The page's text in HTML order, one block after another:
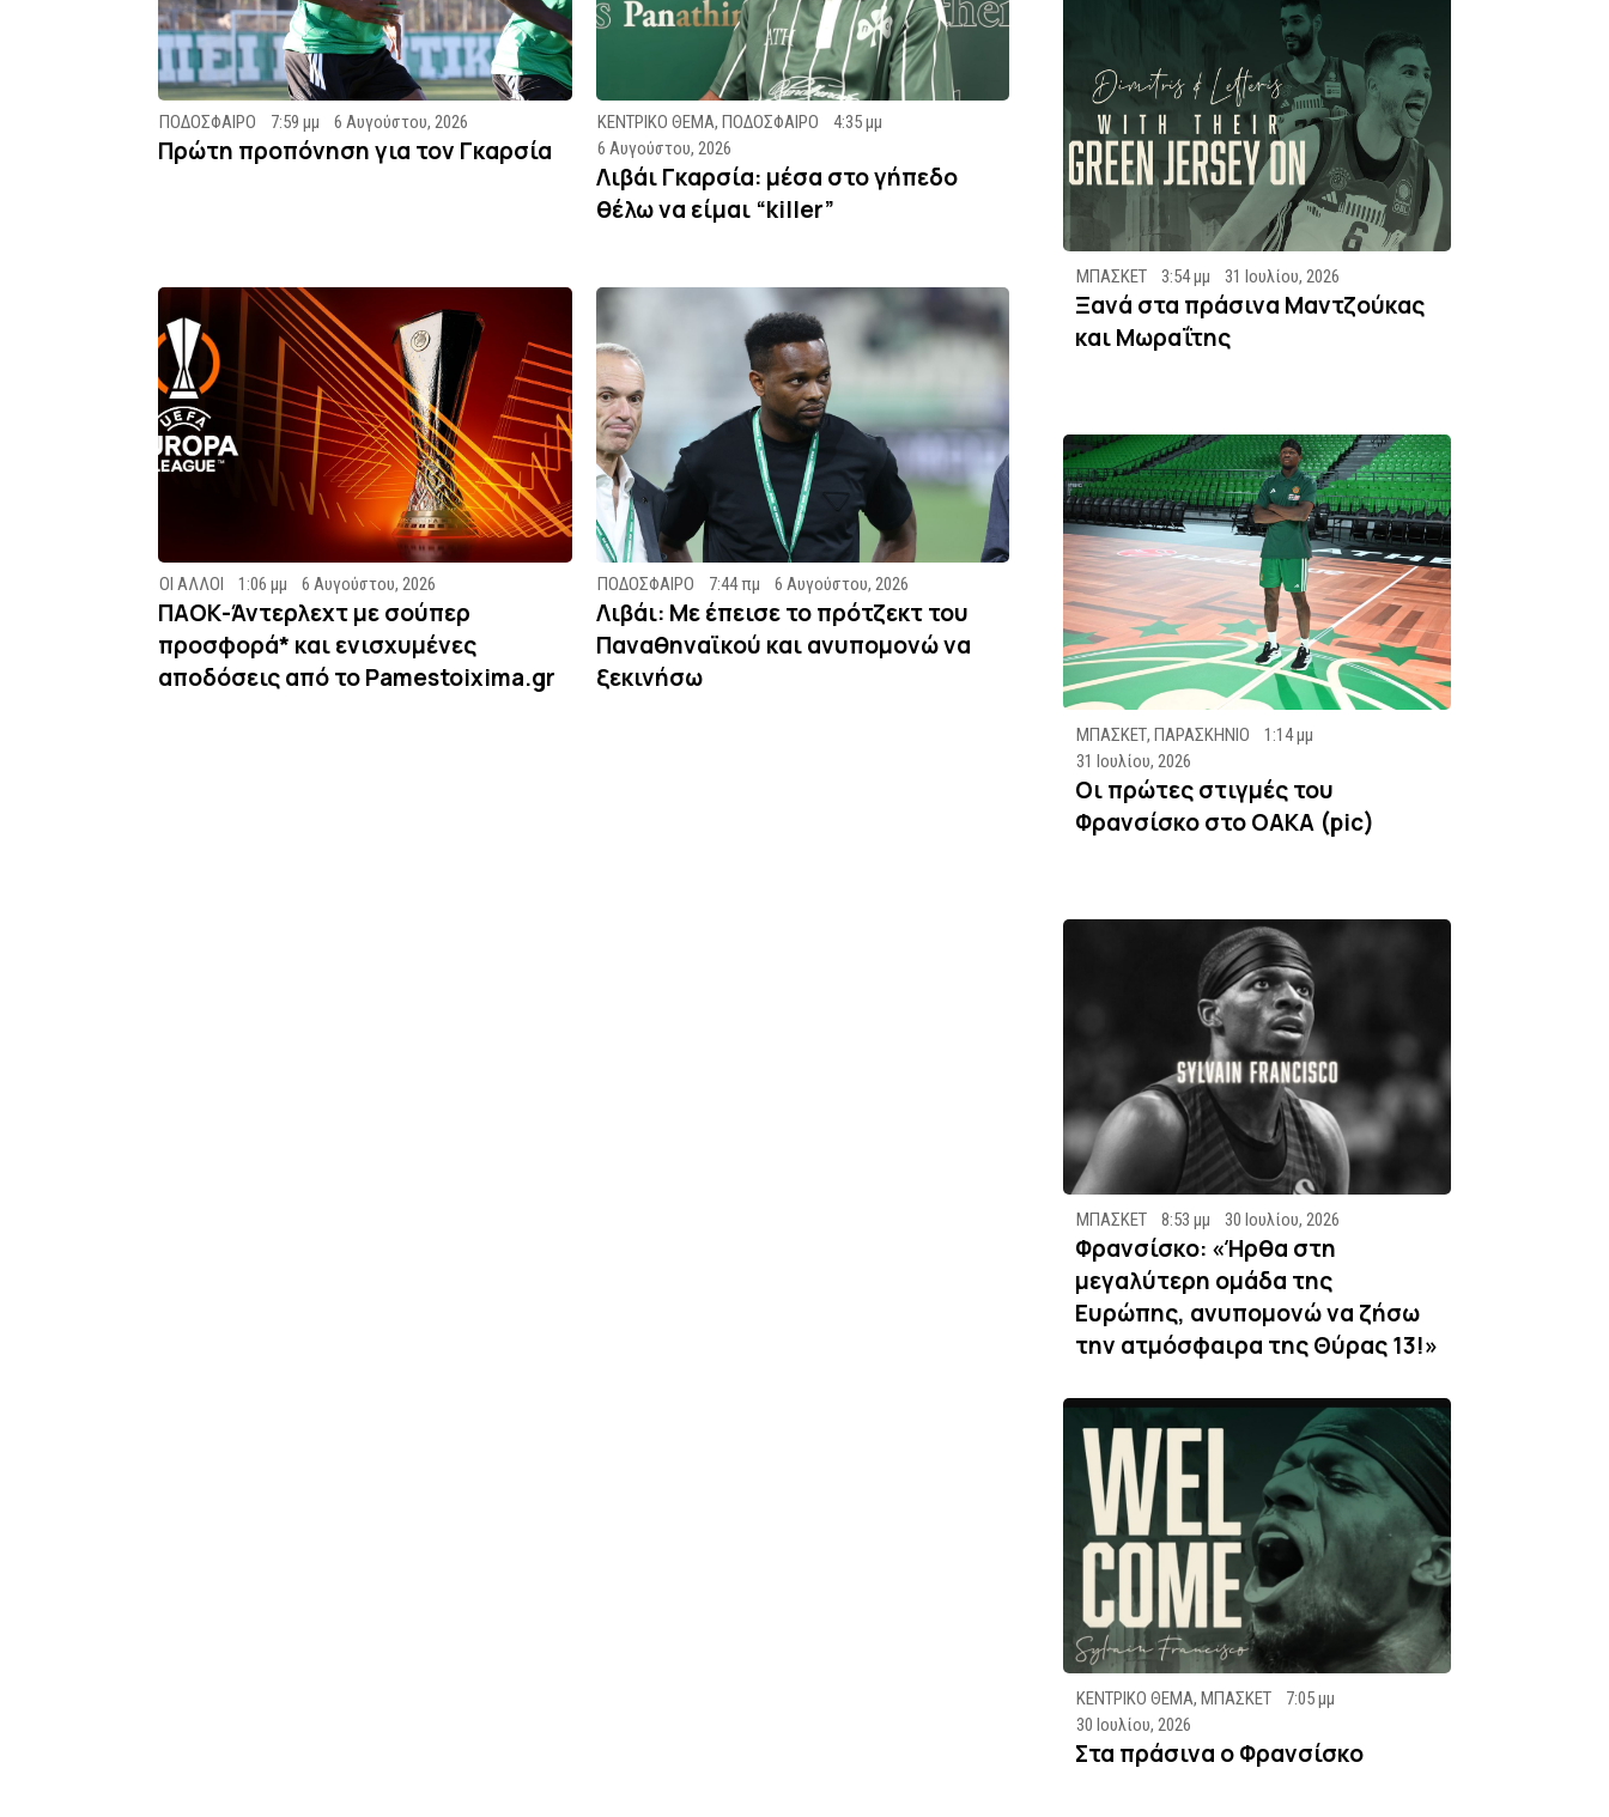
ΠΟΔΟΣΦΑΙΡΟ 7:59 μμ 6 Αυγούστου, 2026
Πρώτη προπόνηση για τον Γκαρσία
ΚΕΝΤΡΙΚΟ ΘΕΜΑ, ΠΟΔΟΣΦΑΙΡΟ
4:35 μμ
6 Αυγούστου, 2026
Λιβάι Γκαρσία: μέσα στο γήπεδο
θέλω να είμαι “killer”
ΟΙ ΑΛΛΟΙ 1:06 μμ 6 Αυγούστου, 2026
ΠΑΟΚ-Άντερλεχτ με σούπερ
προσφορά* και ενισχυμένες
αποδόσεις από το Pamestoixima.gr
ΠΟΔΟΣΦΑΙΡΟ 7:44 πμ 6 Αυγούστου, 2026
Λιβάι: Με έπεισε το πρότζεκτ του
Παναθηναϊκού και ανυπομονώ να
ξεκινήσω
ΜΠΑΣΚΕΤ 3:54 μμ 31 Ιουλίου, 2026
Ξανά στα πράσινα Μαντζούκας
και Μωραΐτης
ΜΠΑΣΚΕΤ, ΠΑΡΑΣΚΗΝΙΟ
1:14 μμ
31 Ιουλίου, 2026
Οι πρώτες στιγμές του
Φρανσίσκο στο ΟΑΚΑ (pic)
ΜΠΑΣΚΕΤ 8:53 μμ 30 Ιουλίου, 2026
Φρανσίσκο: «Ήρθα στη
μεγαλύτερη ομάδα της
Ευρώπης, ανυπομονώ να ζήσω
την ατμόσφαιρα της Θύρας 13!»
ΚΕΝΤΡΙΚΟ ΘΕΜΑ, ΜΠΑΣΚΕΤ
7:05 μμ
30 Ιουλίου, 2026
Στα πράσινα ο Φρανσίσκο